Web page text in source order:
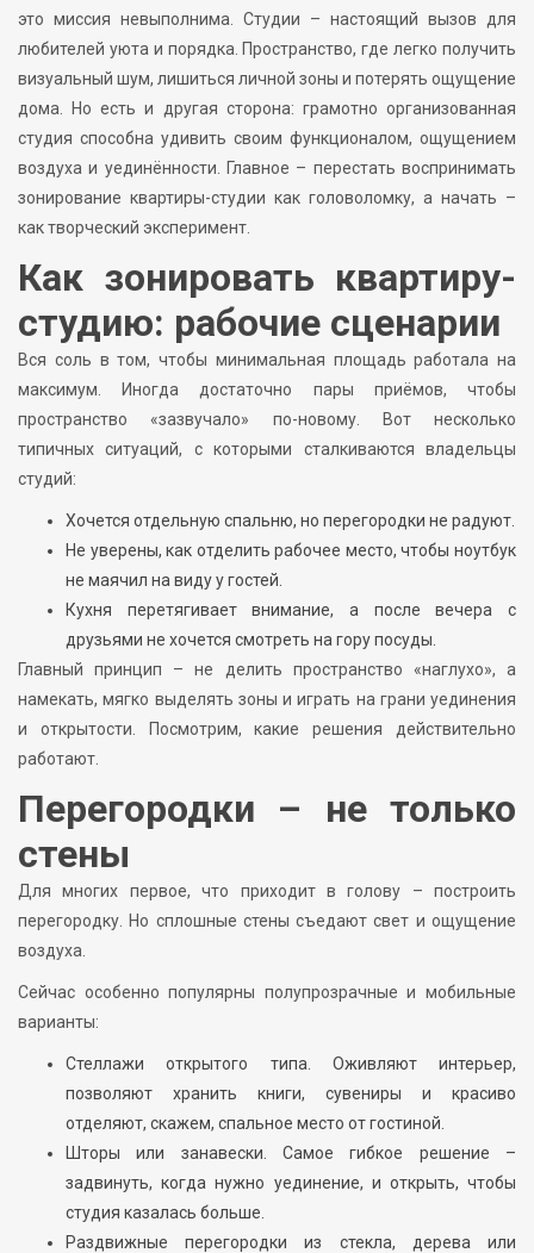
это миссия невыполнима. Студии – настоящий вызов для
любителей уюта и порядка. Пространство, где легко получить
визуальный шум, лишиться личной зоны и потерять ощущение
дома. Но есть и другая сторона: грамотно организованная
студия способна удивить своим функционалом, ощущением
воздуха и уединённости. Главное – перестать воспринимать
зонирование квартиры-студии как головоломку, а начать –
как творческий эксперимент.
Как зонировать квартиру-
студию: рабочие сценарии
Вся соль в том, чтобы минимальная площадь работала на
максимум. Иногда достаточно пары приёмов, чтобы
пространство «зазвучало» по-новому. Вот несколько
типичных ситуаций, с которыми сталкиваются владельцы
студий:
Хочется отдельную спальню, но перегородки не радуют.
Не уверены, как отделить рабочее место, чтобы ноутбук
не маячил на виду у гостей.
Кухня перетягивает внимание, а после вечера с
друзьями не хочется смотреть на гору посуды.
Главный принцип – не делить пространство «наглухо», а
намекать, мягко выделять зоны и играть на грани уединения
и открытости. Посмотрим, какие решения действительно
работают.
Перегородки – не только
стены
Для многих первое, что приходит в голову – построить
перегородку. Но сплошные стены съедают свет и ощущение
воздуха.
Сейчас особенно популярны полупрозрачные и мобильные
варианты:
Стеллажи открытого типа. Оживляют интерьер,
позволяют хранить книги, сувениры и красиво
отделяют, скажем, спальное место от гостиной.
Шторы или занавески. Самое гибкое решение –
задвинуть, когда нужно уединение, и открыть, чтобы
студия казалась больше.
Раздвижные перегородки из стекла, дерева или